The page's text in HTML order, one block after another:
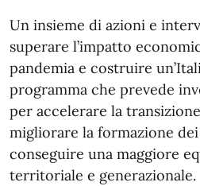
Un insieme di azioni e
superare l’impatto
pandemia e costruire
programma che prevede
per accelerare la
migliorare la formazione
conseguire una maggiore
territoriale e generazionale.